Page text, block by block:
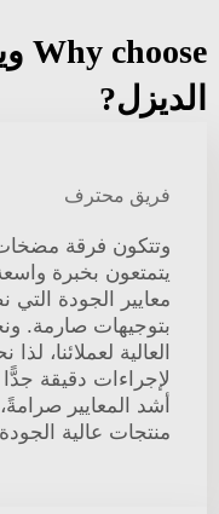
الديزل?
فريق محترف
وتتكون فرقة
يتمتعون بخبرة
معايير الجودة التي
بتوجيهات صارمة.
العالية
لإجراءات دقيقة
أشد المعايير
منتجات عالية